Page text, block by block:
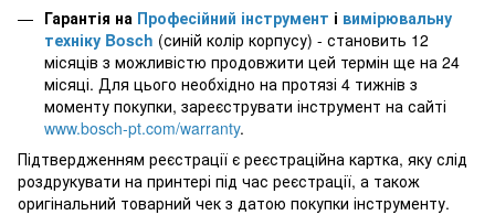
Гарантія на Професійний інструмент і вимірювальну
техніку Bosch (синій колір корпусу) - становить 12
місяців з можливістю продовжити цей термін ще на 24
місяці. Для цього необхідно на протязі 4 тижнів з
моменту покупки, зареєструвати інструмент на сайті
www.bosch-pt.com/warranty.
Підтвердженням реєстрації є реєстраційна картка, яку слід
роздрукувати на принтері під час реєстрації, а також
оригінальний товарний чек з датою покупки інструменту.